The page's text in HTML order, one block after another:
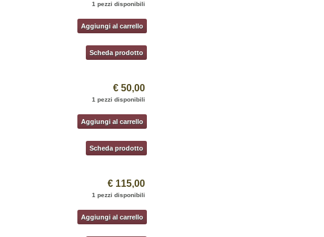
1 pezzi disponibili
Aggiungi al carrello
Scheda prodotto
€ 50,00
1 pezzi disponibili
Aggiungi al carrello
Scheda prodotto
€ 115,00
1 pezzi disponibili
Aggiungi al carrello